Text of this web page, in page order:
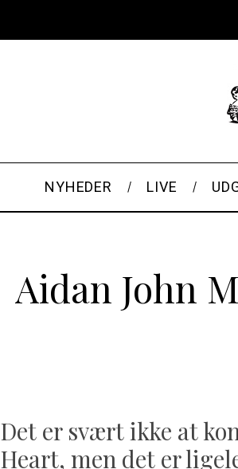
NYHEDER LIVE
Aidan John
Det er svært ikke at
Heart, men det er